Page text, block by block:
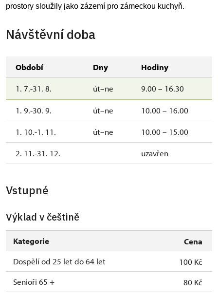
prostory sloužily jako zázemí pro zámeckou kuchyň.
Návštěvní doba
Období Dny Hodiny
1. 7.-31. 8. út–ne 9.00 – 16.30
1. 9.-30. 9. út–ne 10.00 – 16.00
1. 10.-1. 11. út–ne 10.00 – 15.00
2. 11.-31. 12. uzavřen
Vstupné
Výklad v češtině
Kategorie
Cena
Dospělí od 25 let do 64 let
100 Kč
Senioři 65 +
80 Kč